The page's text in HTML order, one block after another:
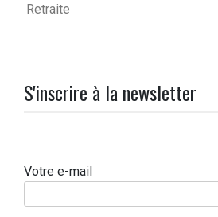
Retraite
S'inscrire à la newsletter
Votre e-mail